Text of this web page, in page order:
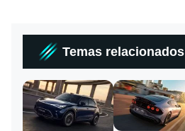
Temas relacionados